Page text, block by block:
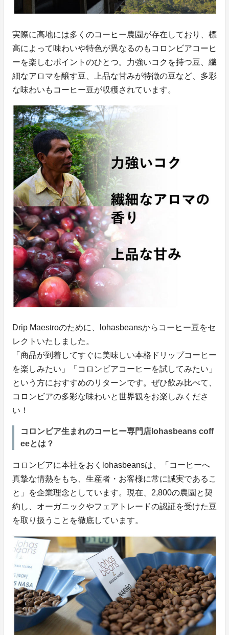
実際に高地には多くのコーヒー農園が存在しており、標
高によって味わいや特色が異なるのもコロンビアコーヒ
ーを楽しむポイントのひとつ。力強いコクを持つ豆、繊
細なアロマを醸す豆、上品な甘みが特徴の豆など、多彩
な味わいもコーヒー豆が収穫されています。
Drip Maestroのために、lohasbeansからコーヒー豆をセ
レクトいたしました。
「商品が到着してすぐに美味しい本格ドリップコーヒー
を楽しみたい」「コロンビアコーヒーを試してみたい」
という方におすすめのリターンです。ぜひ飲み比べて、
コロンビアの多彩な味わいと世界観をお楽しみくださ
い！
コロンビア生まれのコーヒー専門店lohasbeans coff
eeとは？
コロンビアに本社をおくlohasbeansは、「コーヒーへ
真摯な情熱をもち、生産者・お客様に常に誠実であるこ
と」を企業理念としています。現在、2,800の農園と契
約し、オーガニックやフェアトレードの認証を受けた豆
を取り扱うことを徹底しています。